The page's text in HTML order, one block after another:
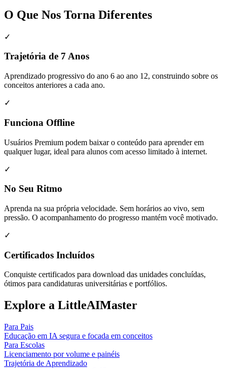
O Que Nos Torna Diferentes
✓
Trajetória de 7 Anos
Aprendizado progressivo do ano 6 ao ano 12, construindo sobre os
conceitos anteriores a cada ano.
✓
Funciona Offline
Usuários Premium podem baixar o conteúdo para aprender em
qualquer lugar, ideal para alunos com acesso limitado à internet.
✓
No Seu Ritmo
Aprenda na sua própria velocidade. Sem horários ao vivo, sem
pressão. O acompanhamento do progresso mantém você motivado.
✓
Certificados Incluídos
Conquiste certificados para download das unidades concluídas,
ótimos para candidaturas universitárias e portfólios.
Explore a LittleAIMaster
Para Pais
Educação em IA segura e focada em conceitos
Para Escolas
Licenciamento por volume e painéis
Trajetória de Aprendizado